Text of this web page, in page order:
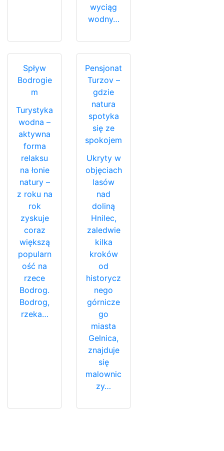
wyciąg
wodny…
Spływ
Bodrogie
m
Turystyka
wodna –
aktywna
forma
relaksu
na łonie
natury –
z roku na
rok
zyskuje
coraz
większą
popularn
ość na
rzece
Bodrog.
Bodrog,
rzeka…
Pensjonat
Turzov –
gdzie
natura
spotyka
się ze
spokojem
Ukryty w
objęciach
lasów
nad
doliną
Hnilec,
zaledwie
kilka
kroków
od
historycz
nego
górnicze
go
miasta
Gelnica,
znajduje
się
malownic
zy…